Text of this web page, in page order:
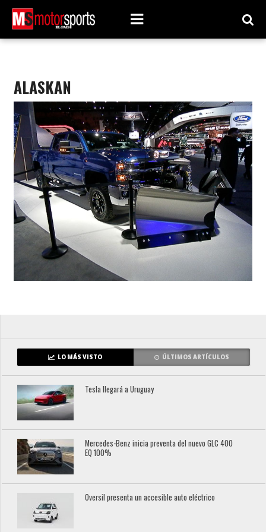
ALASKAN
LO MÁS VISTO ÚLTIMOS ARTÍCULOS
Tesla llegará a Uruguay
Mercedes-Benz inicia preventa del nuevo GLC 400
EQ 100%
Oversil presenta un accesible auto eléctrico